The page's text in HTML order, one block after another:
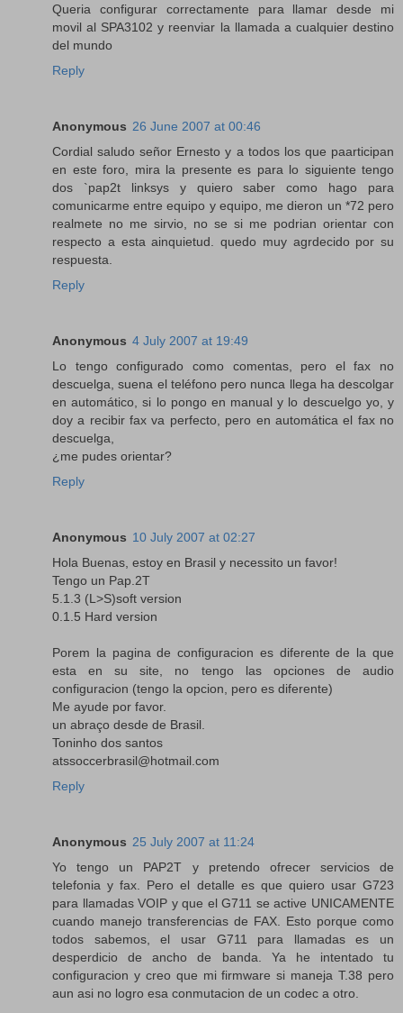
Queria configurar correctamente para llamar desde mi
movil al SPA3102 y reenviar la llamada a cualquier destino
del mundo
Reply
Anonymous 26 June 2007 at 00:46
Cordial saludo señor Ernesto y a todos los que paarticipan
en este foro, mira la presente es para lo siguiente tengo
dos `pap2t linksys y quiero saber como hago para
comunicarme entre equipo y equipo, me dieron un *72 pero
realmete no me sirvio, no se si me podrian orientar con
respecto a esta ainquietud. quedo muy agrdecido por su
respuesta.
Reply
Anonymous 4 July 2007 at 19:49
Lo tengo configurado como comentas, pero el fax no
descuelga, suena el teléfono pero nunca llega ha descolgar
en automático, si lo pongo en manual y lo descuelgo yo, y
doy a recibir fax va perfecto, pero en automática el fax no
descuelga,
¿me pudes orientar?
Reply
Anonymous 10 July 2007 at 02:27
Hola Buenas, estoy en Brasil y necessito un favor!
Tengo un Pap.2T
5.1.3 (L>S)soft version
0.1.5 Hard version
Porem la pagina de configuracion es diferente de la que
esta en su site, no tengo las opciones de audio
configuracion (tengo la opcion, pero es diferente)
Me ayude por favor.
un abraço desde de Brasil.
Toninho dos santos
atssoccerbrasil@hotmail.com
Reply
Anonymous 25 July 2007 at 11:24
Yo tengo un PAP2T y pretendo ofrecer servicios de
telefonia y fax. Pero el detalle es que quiero usar G723
para llamadas VOIP y que el G711 se active UNICAMENTE
cuando manejo transferencias de FAX. Esto porque como
todos sabemos, el usar G711 para llamadas es un
desperdicio de ancho de banda. Ya he intentado tu
configuracion y creo que mi firmware si maneja T.38 pero
aun asi no logro esa conmutacion de un codec a otro.